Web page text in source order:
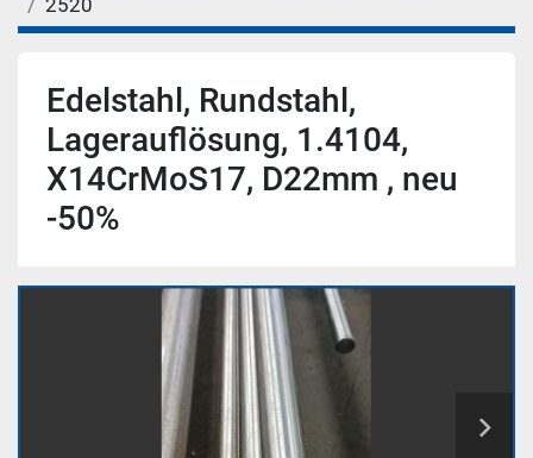
2520
Edelstahl, Rundstahl,
Lagerauflösung, 1.4104,
X14CrMoS17, D22mm , neu
-50%